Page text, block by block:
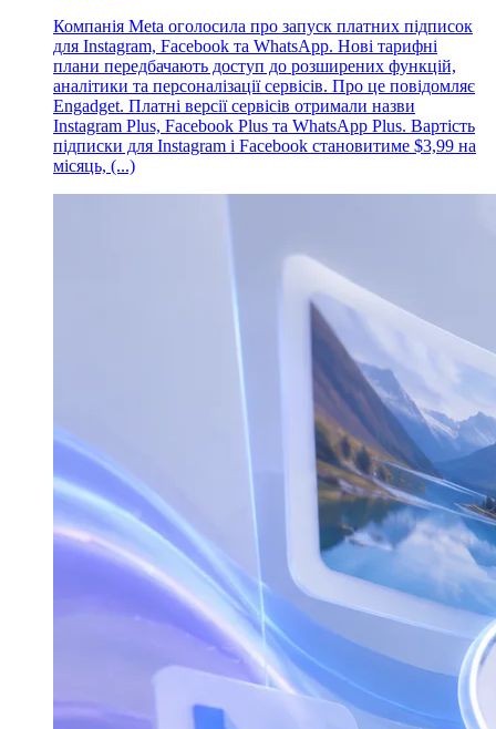
Компанія Meta оголосила про запуск платних підписок
для Instagram, Facebook та WhatsApp. Нові тарифні
плани передбачають доступ до розширених функцій,
аналітики та персоналізації сервісів. Про це повідомляє
Engadget. Платні версії сервісів отримали назви
Instagram Plus, Facebook Plus та WhatsApp Plus. Вартість
підписки для Instagram і Facebook становитиме $3,99 на
місяць, (...)